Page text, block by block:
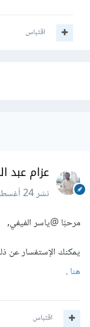
اقتباس
عزام عبد
نشر24 أغسطس 2020
مرحبًا@ياسر الفيفي,
يمكنك الإستفسار عن
هنا.
اقتباس